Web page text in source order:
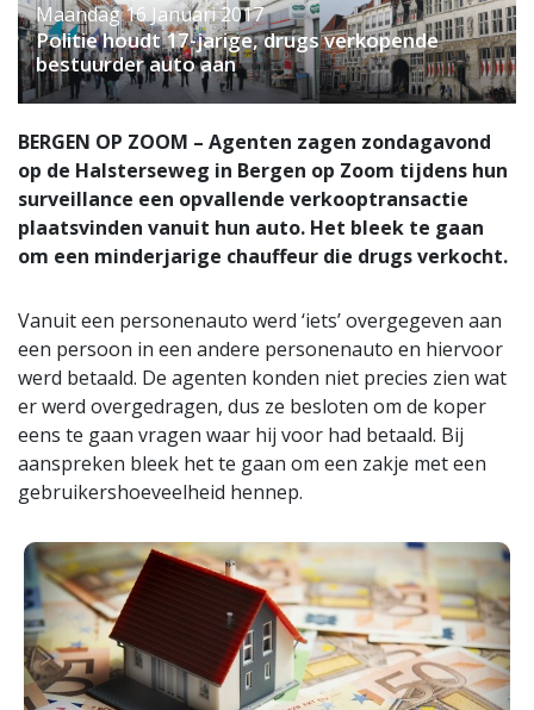
Maandag 16 Januari 2017
Politie houdt 17-jarige, drugs verkopende
bestuurder auto aan
BERGEN OP ZOOM – Agenten zagen zondagavond
op de Halsterseweg in Bergen op Zoom tijdens hun
surveillance een opvallende verkooptransactie
plaatsvinden vanuit hun auto. Het bleek te gaan
om een minderjarige chauffeur die drugs verkocht.
Vanuit een personenauto werd ‘iets’ overgegeven aan
een persoon in een andere personenauto en hiervoor
werd betaald. De agenten konden niet precies zien wat
er werd overgedragen, dus ze besloten om de koper
eens te gaan vragen waar hij voor had betaald. Bij
aanspreken bleek het te gaan om een zakje met een
gebruikershoeveelheid hennep.